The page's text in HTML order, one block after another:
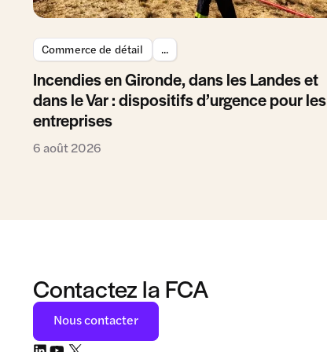
Commerce de détail ...
Incendies en Gironde, dans les Landes et
dans le Var : dispositifs d’urgence pour les
entreprises
6 août 2026
Contactez la FCA
Nous contacter